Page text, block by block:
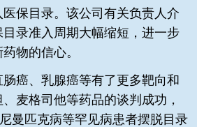
保目录。该公司有关负责人介
录准入周期大幅缩短，进一步
物的信心。
、乳腺癌等有了更多靶向和
麦格司他等药品的谈判成功，
曼匹克病等罕见病患者摆脱目录